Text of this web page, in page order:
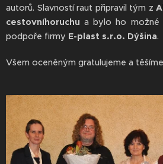
autorů. Slavností raut připravil tým z
cestovníhoruchu a bylo ho možné
podpoře firmy E-plast s.r.o. Dýšina.
Všem oceněným gratulujeme a